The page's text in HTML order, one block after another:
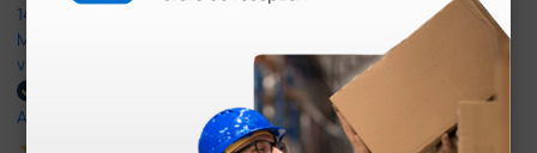
14 Avr 2026
Mon article reçu est conforme à la description texte, image et
vidéo proposée par le site.
Acheteur vérifié